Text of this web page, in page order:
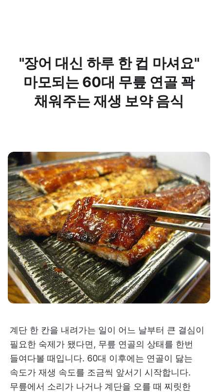
"장어 대신 하루 한 컵 마셔요"
마모되는 60대 무릎 연골 꽉
채워주는 재생 보약 음식
계단 한 칸을 내려가는 일이 어느 날부터 큰 결심이
필요한 숙제가 됐다면, 무릎 연골의 상태를 한번
들여다볼 때입니다. 60대 이후에는 연골이 닳는
속도가 재생 속도를 조금씩 앞서기 시작합니다.
무릎에서 소리가 나거나 계단을 오를 때 찌릿한